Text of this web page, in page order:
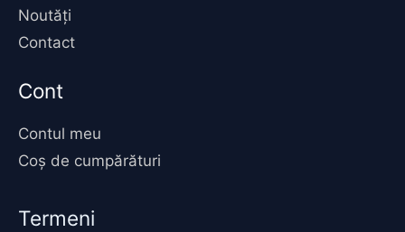
Noutăți
Contact
Cont
Contul meu
Coș de cumpărături
Termeni